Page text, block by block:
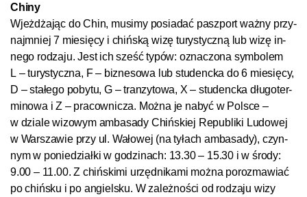
Chi­ny
Wjeż­dża­jąc do Chin, mu­si­my po­sia­dać pasz­port waż­ny przy­
naj­mniej 7 mie­się­cy i chiń­s­ką wi­zę tu­rys­tycz­ną lub wi­zę in­
ne­go ro­dza­ju. Jest ich sześć ty­pów: ozna­czo­na sym­bo­lem
L – tu­rys­tycz­na, F – biz­nes­owa lub stu­den­c­ka do 6 mie­się­cy,
D – sta­łe­go po­by­tu, G – tranzyto­wa, X – stu­den­c­ka dłu­go­ter­
mi­no­wa i Z – pra­co­wni­cza. Moż­na je na­być w Pol­s­ce –
w dzia­le wi­zo­wym am­ba­sa­dy Chiń­s­kiej Re­pub­li­ki Lu­do­wej
w War­sza­wie przy ul. Wa­ło­wej (na ty­łach amba­sa­dy), czyn­
nym w po­nie­dział­ki w go­dzi­nach: 13.30 – 15.30 i w śro­dy:
9.00 – 11.00. Z chiń­s­ki­mi urzęd­ni­ka­mi moż­na po­roz­ma­wiać
po chiń­s­ku i po an­giel­s­ku. W za­leż­noś­ci od ro­dza­ju wi­zy